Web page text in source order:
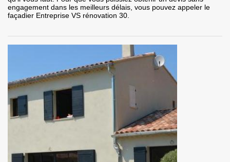
engagement dans les meilleurs délais, vous pouvez appeler le
façadier Entreprise VS rénovation 30.